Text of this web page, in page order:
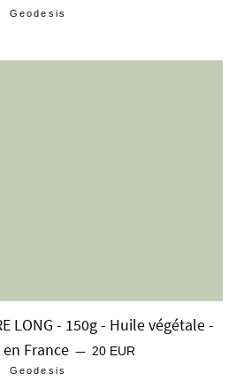
Geodesis
LONG - 150g - Huile végétale -
France — Prix régulier
20 EUR
Geodesis